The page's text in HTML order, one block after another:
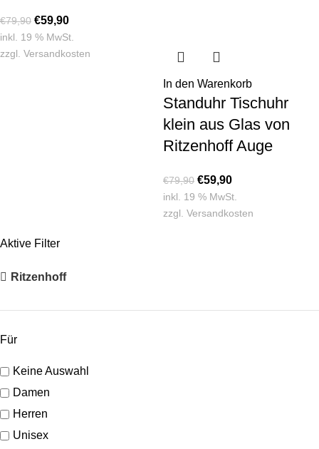
Aktive Filter
Ritzenhoff
Für
Keine Auswahl
Damen
Herren
Unisex
€79,90 €59,90
inkl. 19 % MwSt.
zzgl. Versandkosten
In den Warenkorb
Standuhr Tischuhr
klein aus Glas von
Ritzenhoff Auge
€79,90 €59,90
inkl. 19 % MwSt.
zzgl. Versandkosten